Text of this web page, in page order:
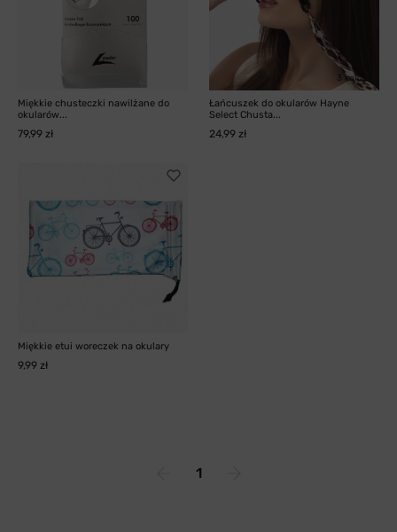
Miękkie chusteczki nawilżane do
okularów...
79,99 zł
3 kolory
Łańcuszek do okularów Hayne
Select Chusta...
24,99 zł
Miękkie etui woreczek na okulary
9,99 zł
1